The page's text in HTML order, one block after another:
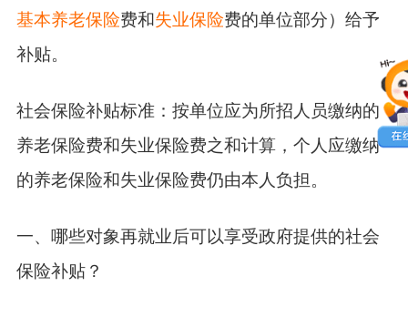
基本养老保险费和失业保险费的单位部分）给予
补贴。
社会保险补贴标准：按单位应为所招人员缴纳的
养老保险费和失业保险费之和计算，个人应缴纳
的养老保险和失业保险费仍由本人负担。
一、哪些对象再就业后可以享受政府提供的社会
保险补贴？